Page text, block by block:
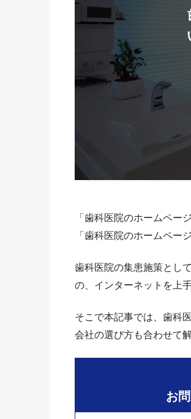
「歯科医院のホームペー
「歯科医院のホームペー
歯科医院の集患施策とし
の、インターネットを上
そこで本記事では、歯科
会社の選び方も合わせて
お